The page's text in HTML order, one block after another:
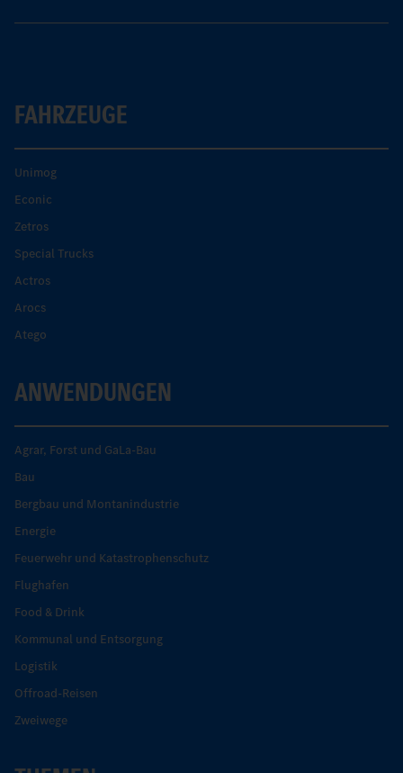
FAHRZEUGE
Unimog
Econic
Zetros
Special Trucks
Actros
Arocs
Atego
ANWENDUNGEN
Agrar, Forst und GaLa-Bau
Bau
Bergbau und Montanindustrie
Energie
Feuerwehr und Katastrophenschutz
Flughafen
Food & Drink
Kommunal und Entsorgung
Logistik
Offroad-Reisen
Zweiwege